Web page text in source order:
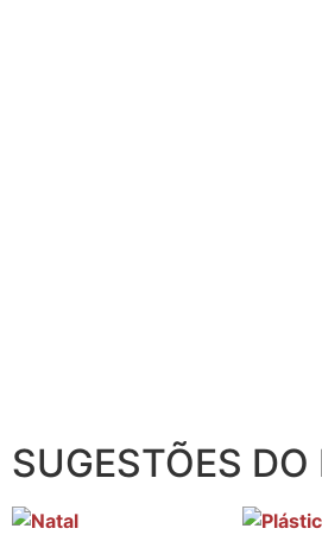
SUGESTÕES